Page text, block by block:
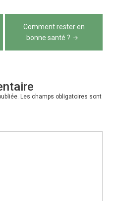
Comment rester en
bonne santé ?
Les champs obligatoires sont